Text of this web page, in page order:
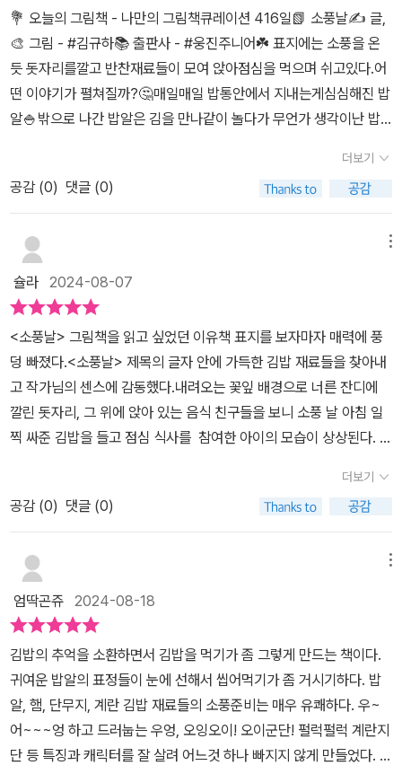
만들어서 함께 소풍을 가야겠어요. 여러분도 김밥을 떠올리며 아이와
함께 읽어보시길 바랍니다.​
💐 오늘의 그림책 - 나만의 그림책큐레이션 416일📗 소풍날✍️ 글,
🎨 그림 - #김규하📚 출판사 - #웅진주니어☘️ 표지에는 소풍을 온
듯 돗자리를깔고 반찬재료들이 모여 앉아점심을 먹으며 쉬고있다.어
떤 이야기가 펼쳐질까?🤔매일매일 밥통안에서 지내는게심심해진 밥
알🍚밖으로 나간 밥알은 김을 만나같이 놀다가 무언가 생각이난 밥
☘️ 이 그림책은 우리나라 대표 음식인 김밥의재료들이 만나 김밥이
되어가는 과정을 담은내용으로 아이들과 읽고난 후 같이 김밥을만들
어보는 활동을 해보아도 좋을것같다.🎀 이 그림책은 유아부터 초등
출판사 로부터 도서협찬을 받아 서평을 작성하였습니다. 감사합니다.
#1일1그림책 #신간그림책 #소풍날#김밥 #밥알 #김밥재료 #그림책
추천#그림책스타그램#그림책테라피스트 #마음약처방
더보기
공감 (0) 댓글 (0)
슐라 2024-08-07
<소풍날> 그림책을 읽고 싶었던 이유책 표지를 보자마자 매력에 풍
덩 빠졌다.<소풍날> 제목의 글자 안에 가득한 김밥 재료들을 찾아내
고 작가님의 센스에 감동했다.내려오는 꽃잎 배경으로 너른 잔디에
깔린 돗자리, 그 위에 앉아 있는 음식 친구들을 보니 소풍 날 아침 일
찍 싸준 김밥을 들고 점심 식사를 참여한 아이의 모습이 상상된다. 그
자 킥킥거렸다. 아이들과 그림책을 읽고 함께 김밥 만들기 요리 활동
도 하고 함께 가까운 곳으로 당장이라도 소풍 가고 싶어졌다. 아이들
에게 그림책을 보여주려고 하니 나도 모르게 미소가 가득하다. 재미
있는 그림책을 아이들에게 소개해 주는 일은 신나는 일이다. '애들아,
이거 봐봐'신나는 목소리에 아이들이 책표지에 집중하며 살펴본
다. 흩날리는 꽃송이들, 돗자리 펼치고 앉아 있는 김밥 재료들의 모습
을 하나, 둘, 찾아내는 재미가 있다. 아이들과 소풍날 어떤 일이 있었
는지.어떤 소풍날이 기억에 남는지 이야기를 나눠보며 소풍날을 회상
해 본다.밥솥은 어디 회사 밥솥일까?속표지를 보던 아이들은 밥솥이
어느 회사의 밥솥인지에 대해서 의견을 나눈다. 쿠*와 쿠* 대표적인
밥솥 브랜드의 이름을 부르면서 투닥거리는 아이들로 인해 책을 읽다
가 어떤 밥솥인지 찾기 위해 검색을 한참 해야 했다. 매일 똑같은 하
더보기
공감 (0) 댓글 (0)
엄딱곤쥬 2024-08-18
김밥의 추억을 소환하면서 김밥을 먹기가 좀 그렇게 만드는 책이다.
귀여운 밥알의 표정들이 눈에 선해서 씹어먹기가 좀 거시기하다. 밥
알, 햄, 단무지, 계란 김밥 재료들의 소풍준비는 매우 유쾌하다. 우~
어~~~엉 하고 드러눕는 우엉, 오잉오이! 오이군단! 펄럭펄럭 계란지
단 등 특징과 캐릭터를 잘 살려 어느것 하나 빠지지 않게 만들었다. 온